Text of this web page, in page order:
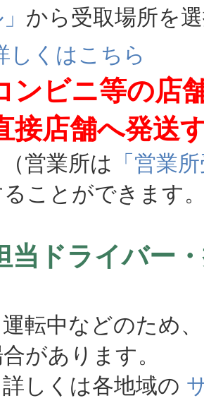
から受取場所を
しくはこちら
ンビニ等の店
接店舗へ発送
業所は 「営業
ことができます
当ドライバー
転中などのため
があります。
しくは各地域の